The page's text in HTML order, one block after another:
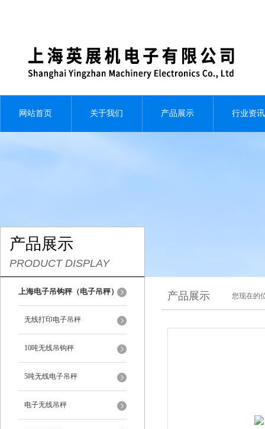
网站首页 关于我们 产品展示 行业资讯
产品展示
PRODUCT DISPLAY
上海电子吊钩秤（电子吊秤）
无线打印电子吊秤
10吨无线吊钩秤
5吨无线电子吊秤
电子无线吊秤
产品展示 您现在的